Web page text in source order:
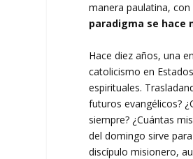
manera paulatina,
paradigma se hace
Hace diez años, una
catolicismo en
espirituales.
futuros evangélicos?
siempre? ¿Cuántas
del domingo sirve
discípulo misionero,